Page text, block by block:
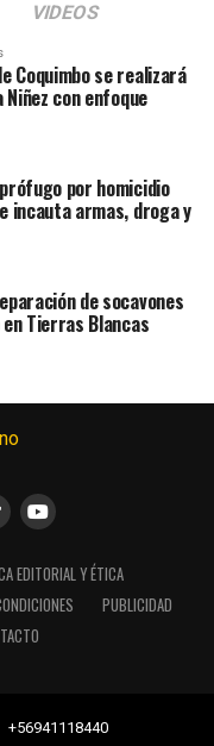
VIDEOS
Coquimbo se realizará
con enfoque
por homicidio
incauta armas, droga y
de socavones
Tierras Blancas
EDITORIAL Y ÉTICA
PUBLICIDAD